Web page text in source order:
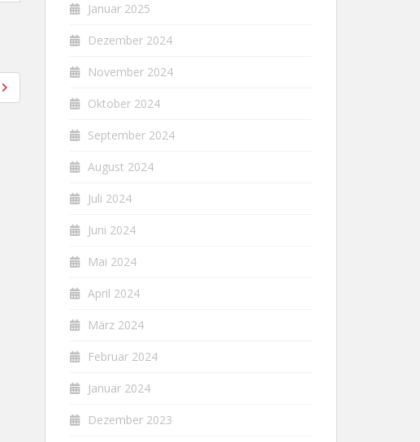
Januar 2025
Dezember 2024
November 2024
Oktober 2024
September 2024
August 2024
Juli 2024
Juni 2024
Mai 2024
April 2024
März 2024
Februar 2024
Januar 2024
Dezember 2023